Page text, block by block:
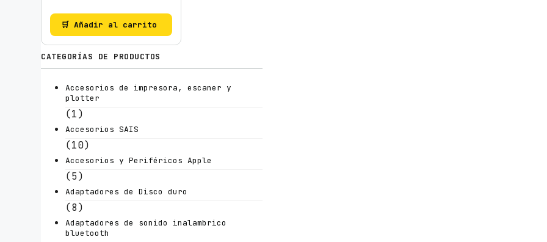
🛒 Añadir al carrito
CATEGORÍAS DE PRODUCTOS
Accesorios de impresora, escaner y
plotter
(1)
Accesorios SAIS
(10)
Accesorios y Periféricos Apple
(5)
Adaptadores de Disco duro
(8)
Adaptadores de sonido inalambrico
bluetooth